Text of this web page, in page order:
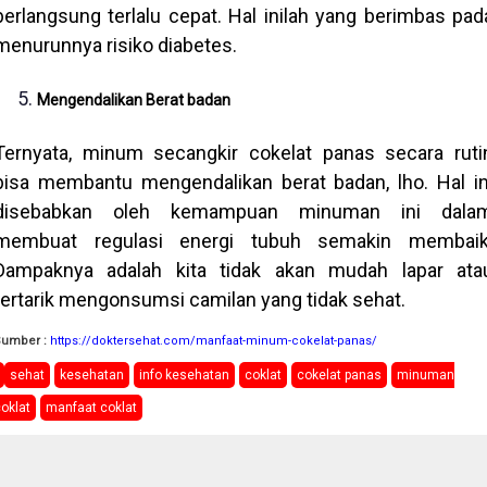
terlalu cepat. Hal inilah yang berimbas
risiko diabetes.
Mengendalikan Berat badan
minum secangkir cokelat panas secara
membantu mengendalikan berat badan, lho. Hal
oleh kemampuan minuman ini
regulasi energi tubuh semakin
adalah kita tidak akan mudah lapar
mengonsumsi camilan yang tidak sehat.
: https://doktersehat.com/manfaat-minum-cokelat-panas/
sehat kesehatan info kesehatan coklat cokelat panas minuman
manfaat coklat